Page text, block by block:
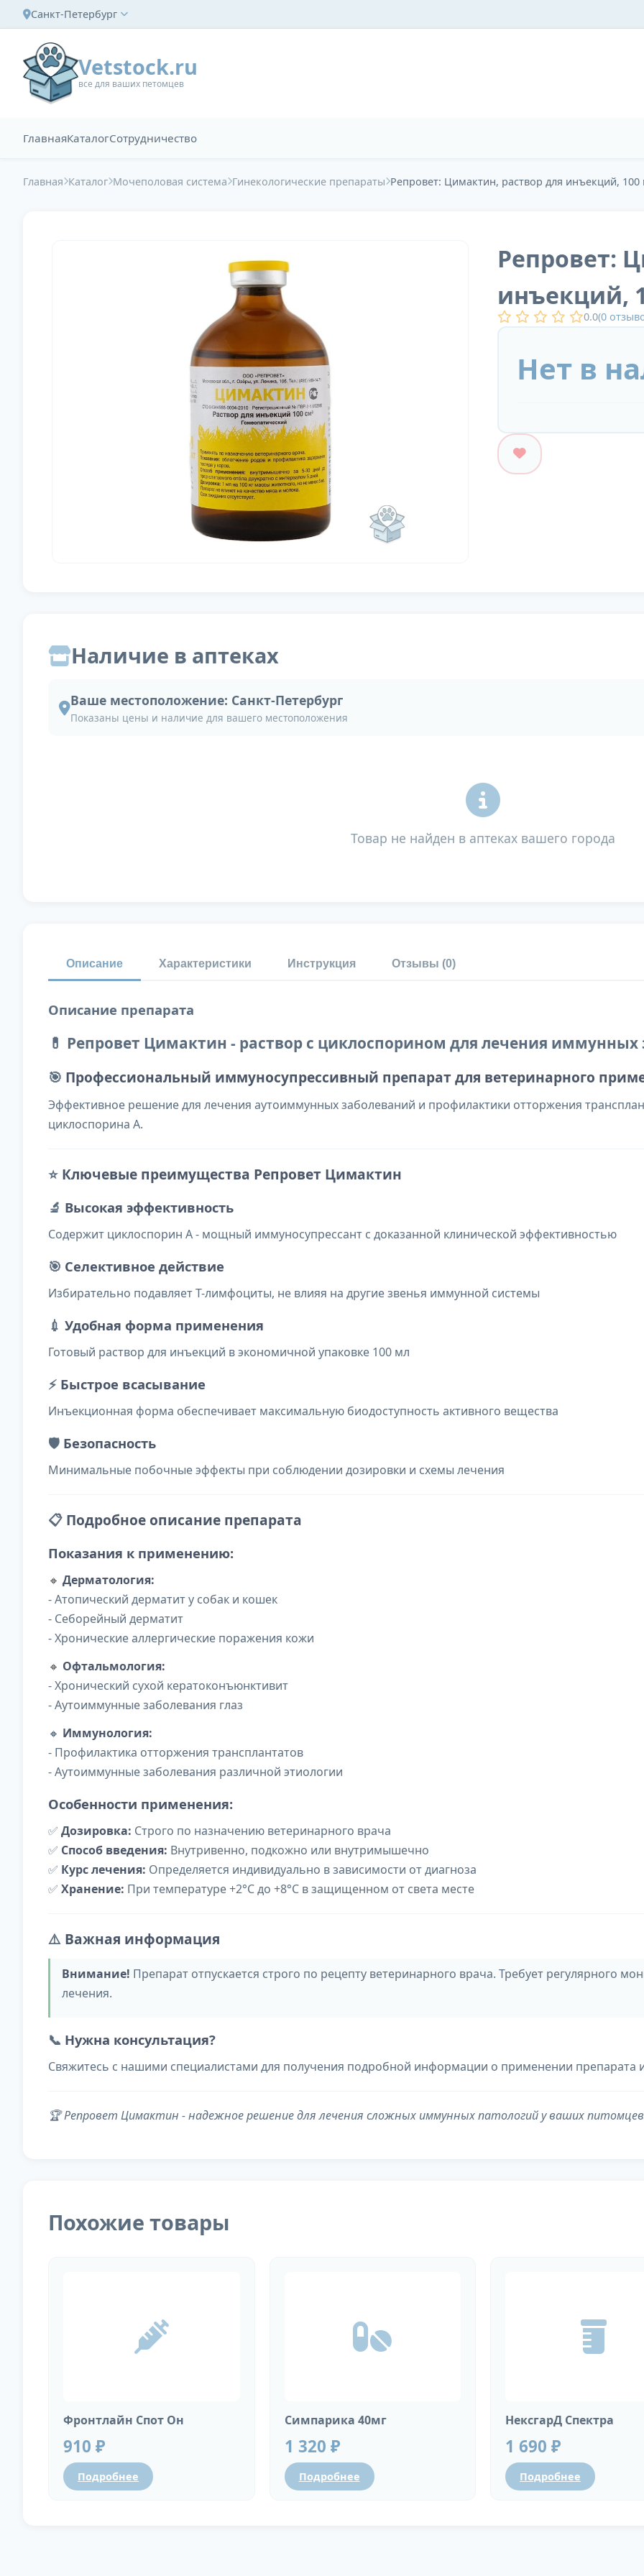
Санкт-Петербург
Vetstock.ru
все для ваших петомцев
ГлавнаяКаталогСотрудничество
Главная Каталог Мочеполовая система Гинекологические препараты Репровет: Цимактин, раствор для инъекций, 100
Репровет:
инъекций,
0.0(0
Нет в
Наличие в аптеках
Ваше местоположение: Санкт-Петербург
Показаны цены и наличие для вашего местоположения
Товар не найден в аптеках вашего города
Описание Характеристики Инструкция Отзывы (0)
Описание препарата
💊 Репровет Цимактин - раствор с циклоспорином для лечения
🎯 Профессиональный иммуносупрессивный препарат для ветеринарного
Эффективное решение для лечения аутоиммунных заболеваний и профилактики отторжения
циклоспорина А.
⭐ Ключевые преимущества Репровет Цимактин
🔬 Высокая эффективность
Содержит циклоспорин А - мощный иммуносупрессант с доказанной клинической эффективностью
🎯 Селективное действие
Избирательно подавляет Т-лимфоциты, не влияя на другие звенья иммунной системы
💉 Удобная форма применения
Готовый раствор для инъекций в экономичной упаковке 100 мл
⚡ Быстрое всасывание
Инъекционная форма обеспечивает максимальную биодоступность активного вещества
🛡️ Безопасность
Минимальные побочные эффекты при соблюдении дозировки и схемы лечения
📋 Подробное описание препарата
Показания к применению:
🔸 Дерматология:
- Атопический дерматит у собак и кошек
- Себорейный дерматит
- Хронические аллергические поражения кожи
🔸 Офтальмология:
- Хронический сухой кератоконъюнктивит
- Аутоиммунные заболевания глаз
🔸 Иммунология:
- Профилактика отторжения трансплантатов
- Аутоиммунные заболевания различной этиологии
Особенности применения:
✅ Дозировка: Строго по назначению ветеринарного врача
✅ Способ введения: Внутривенно, подкожно или внутримышечно
✅ Курс лечения: Определяется индивидуально в зависимости от диагноза
✅ Хранение: При температуре +2°С до +8°С в защищенном от света месте
⚠️ Важная информация
Внимание! Препарат отпускается строго по рецепту ветеринарного врача. Требует регулярного
лечения.
📞 Нужна консультация?
Свяжитесь с нашими специалистами для получения подробной информации о применении препарата
🏆 Репровет Цимактин - надежное решение для лечения сложных иммунных патологий у ваших
Похожие товары
Фронтлайн Спот Он
910 ₽
Подробнее
Симпарика 40мг
1 320 ₽
Подробнее
НексгарД Спектра
1 690 ₽
Подробнее